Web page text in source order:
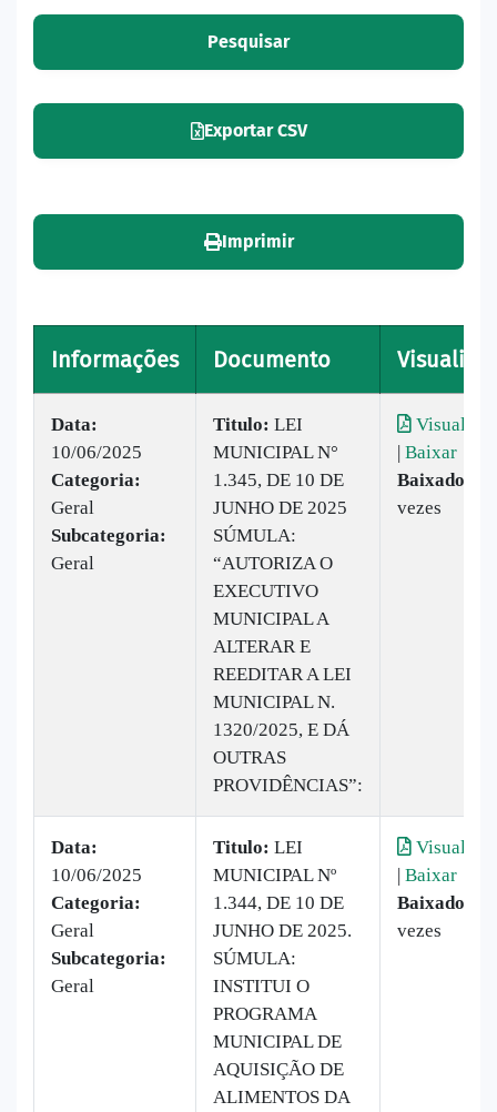
Pesquisar
Exportar CSV
Imprimir
Informações Documento Visualizar
Data:
10/06/2025
Categoria:
Geral
Subcategoria:
Geral
Titulo: LEI
MUNICIPAL N°
1.345, DE 10 DE
JUNHO DE 2025
SÚMULA:
“AUTORIZA O
EXECUTIVO
MUNICIPAL A
ALTERAR E
REEDITAR A LEI
MUNICIPAL N.
1320/2025, E DÁ
OUTRAS
PROVIDÊNCIAS”:
Visualizar
| Baixar
Baixado:
vezes
Data:
10/06/2025
Categoria:
Geral
Subcategoria:
Geral
Titulo: LEI
MUNICIPAL Nº
1.344, DE 10 DE
JUNHO DE 2025.
SÚMULA:
INSTITUI O
PROGRAMA
MUNICIPAL DE
AQUISIÇÃO DE
ALIMENTOS DA
Visualizar
| Baixar
Baixado:
vezes